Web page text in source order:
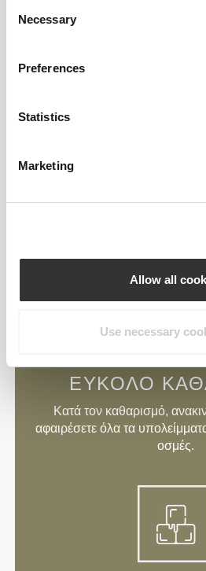
Selection
Necessary
Preferences
Statistics
Marketing
Allow all
Use necessary
Αυτό είναι ίσως ένα από
HDPE δεν είναι μόνο
γεύση των
ΕΎΚΟΛΟ
Κατά τον καθαρισμό,
αφαιρέσετε όλα τα
οσμές.